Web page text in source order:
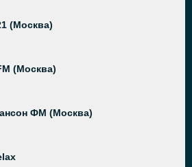
(Москва)
(Москва)
ФМ (Москва)